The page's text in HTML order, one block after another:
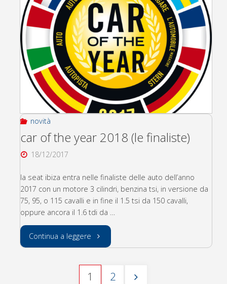
N"
novità
car of the year 2018 (le finaliste)
18/12/2017
la seat ibiza entra nelle finaliste delle auto dell’anno
2017 con un motore 3 cilindri, benzina tsi, in versione da
75, 95, o 115 cavalli e in fine il 1.5 tsi da 150 cavalli,
oppure ancora il 1.6 tdi da …
Continua a leggere "car
1 2